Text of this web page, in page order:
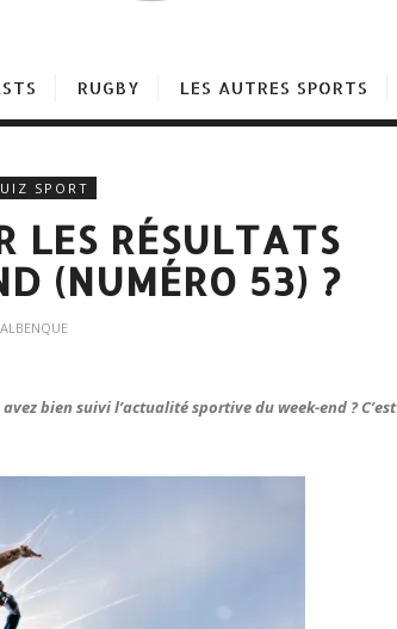
RUGBY LES AUTRES SPORTS
SPORT
LES RÉSULTATS
(NUMÉRO 53) ?
bien suivi l’actualité sportive du week-end ? C’est